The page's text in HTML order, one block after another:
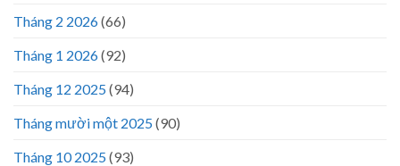
Tháng 2 2026(66)
Tháng 1 2026(92)
Tháng 12 2025(94)
Tháng mười một 2025(90)
Tháng 10 2025(93)